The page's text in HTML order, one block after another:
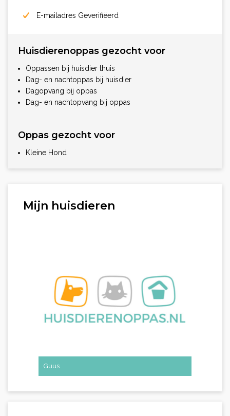
E-mailadres Geverifiëerd
Huisdierenoppas gezocht voor
Oppassen bij huisdier thuis
Dag- en nachtoppas bij huisdier
Dagopvang bij oppas
Dag- en nachtopvang bij oppas
Oppas gezocht voor
Kleine Hond
Mijn huisdieren
Guus